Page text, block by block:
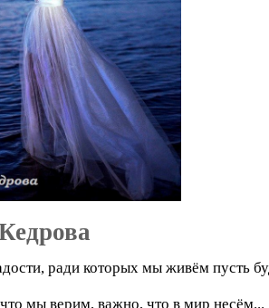
ради которых мы живём пусть
мы верим, важно, что в мир несём...